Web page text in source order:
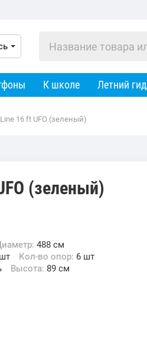
К школе Летний гид
Line 16 ft UFO (зеленый)
(зеленый)
Диаметр: 488 см
Кол-во опор: 6 шт
Высота: 89 см